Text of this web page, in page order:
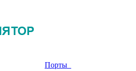
Порты